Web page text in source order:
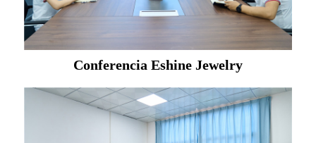
Conferencia Eshine Jewelry